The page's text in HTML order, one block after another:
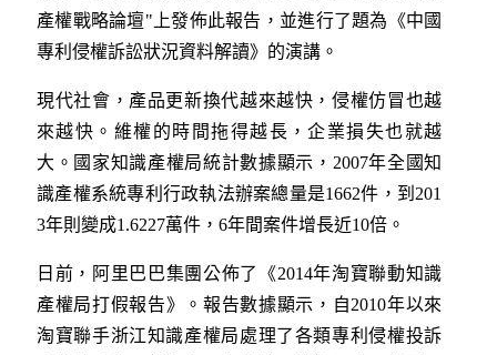
產權戰略論壇"上發佈此報告，並進行了題為《中國
專利侵權訴訟狀況資料解讀》的演講。
現代社會，產品更新換代越來越快，侵權仿冒也越
來越快。維權的時間拖得越長，企業損失也就越
大。國家知識產權局統計數據顯示，2007年全國知
識產權系統專利行政執法辦案總量是1662件，到201
3年則變成1.6227萬件，6年間案件增長近10倍。
日前，阿里巴巴集團公佈了《2014年淘寶聯動知識
產權局打假報告》。報告數據顯示，自2010年以來
淘寶聯手浙江知識產權局處理了各類專利侵權投訴